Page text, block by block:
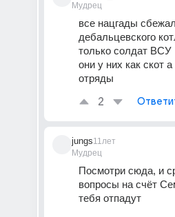
Мудрец
все нацгады
дебальцевского
только солдат ВСУ
они у них как скот
отряды
2
jungs
Мудрец
11лет
Посмотри сюда, и
вопросы на счёт
тебя отпадут